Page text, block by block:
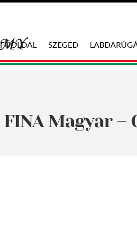
FŐOLDAL SZEGED
FINA Magyar –